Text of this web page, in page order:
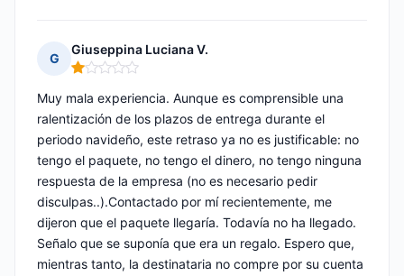
G
Giuseppina Luciana V.
Nota: 1 de 5
Muy mala experiencia. Aunque es comprensible una
ralentización de los plazos de entrega durante el
periodo navideño, este retraso ya no es justificable: no
tengo el paquete, no tengo el dinero, no tengo ninguna
respuesta de la empresa (no es necesario pedir
disculpas..).Contactado por mí recientemente, me
dijeron que el paquete llegaría. Todavía no ha llegado.
Señalo que se suponía que era un regalo. Espero que,
mientras tanto, la destinataria no compre por su cuenta